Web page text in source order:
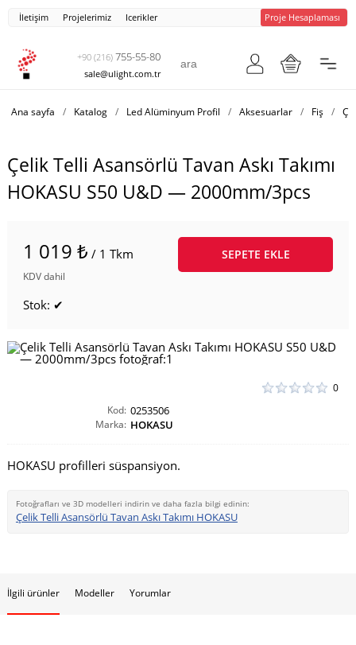
İletişim Projelerimiz Icerikler Proje Hesaplaması
+90 (216) 755-55-80
sale@ulight.com.tr
Ana sayfa / Katalog / Led Alüminyum Profil / Aksesuarlar / Fiş /
Çelik Telli Asansörlü Tavan Askı Takımı
HOKASU S50 U&D — 2000mm/3pcs
1 019 ₺ / 1 Tkm
KDV dahil
SEPETE EKLE
Stok: ✔
0
Kod: 0253506
Marka: HOKASU
HOKASU profilleri süspansiyon.
Fotoğrafları ve 3D modelleri indirin ve daha fazla bilgi edinin:
Çelik Telli Asansörlü Tavan Askı Takımı HOKASU
İlgili ürünler Modeller Yorumlar